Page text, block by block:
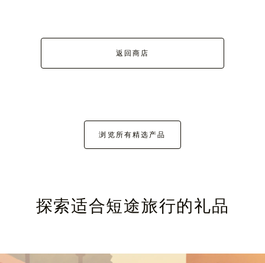
返回商店
浏览所有精选产品
探索适合短途旅行的礼品